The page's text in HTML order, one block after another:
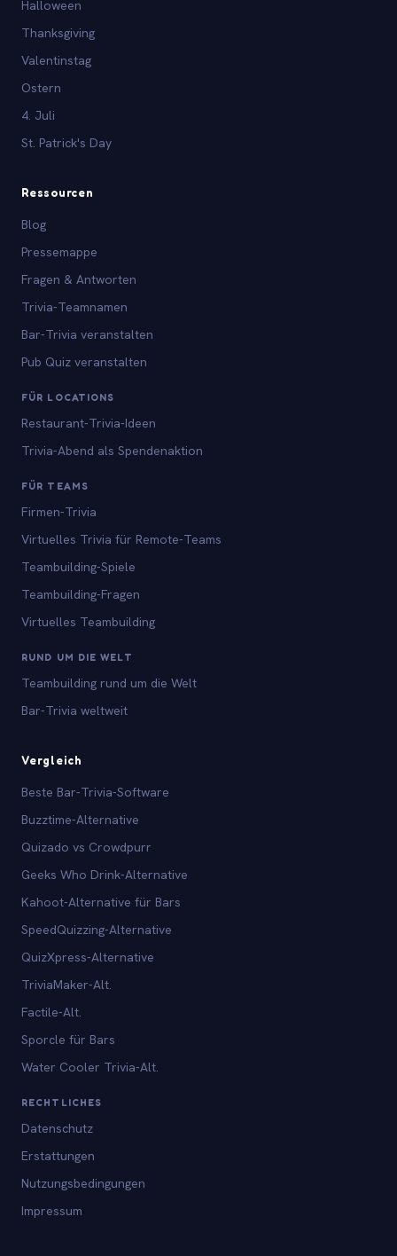
Halloween
Thanksgiving
Valentinstag
Ostern
4. Juli
St. Patrick's Day
Ressourcen
Blog
Pressemappe
Fragen & Antworten
Trivia-Teamnamen
Bar-Trivia veranstalten
Pub Quiz veranstalten
FÜR LOCATIONS
Restaurant-Trivia-Ideen
Trivia-Abend als Spendenaktion
FÜR TEAMS
Firmen-Trivia
Virtuelles Trivia für Remote-Teams
Teambuilding-Spiele
Teambuilding-Fragen
Virtuelles Teambuilding
RUND UM DIE WELT
Teambuilding rund um die Welt
Bar-Trivia weltweit
Vergleich
Beste Bar-Trivia-Software
Buzztime-Alternative
Quizado vs Crowdpurr
Geeks Who Drink-Alternative
Kahoot-Alternative für Bars
SpeedQuizzing-Alternative
QuizXpress-Alternative
TriviaMaker-Alt.
Factile-Alt.
Sporcle für Bars
Water Cooler Trivia-Alt.
RECHTLICHES
Datenschutz
Erstattungen
Nutzungsbedingungen
Impressum